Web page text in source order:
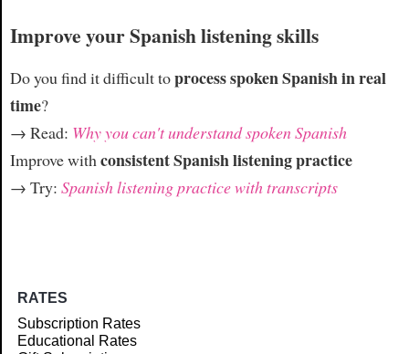
Improve your Spanish listening skills
Do you find it difficult toprocess spoken Spanish in real
time?
→ Read: Why you can't understand spoken Spanish
Improve withconsistent Spanish listening practice
→ Try: Spanish listening practice with transcripts
RATES
Subscription Rates
Educational Rates